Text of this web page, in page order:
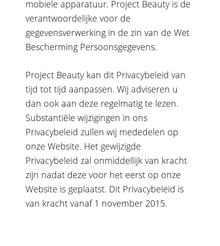
mobiele apparatuur. Project Beauty is de
verantwoordelijke voor de
gegevensverwerking in de zin van de Wet
Bescherming Persoonsgegevens.
Project Beauty kan dit Privacybeleid van
tijd tot tijd aanpassen. Wij adviseren u
dan ook aan deze regelmatig te lezen.
Substantiële wijzigingen in ons
Privacybeleid zullen wij mededelen op
onze Website. Het gewijzigde
Privacybeleid zal onmiddellijk van kracht
zijn nadat deze voor het eerst op onze
Website is geplaatst. Dit Privacybeleid is
van kracht vanaf 1 november 2015.